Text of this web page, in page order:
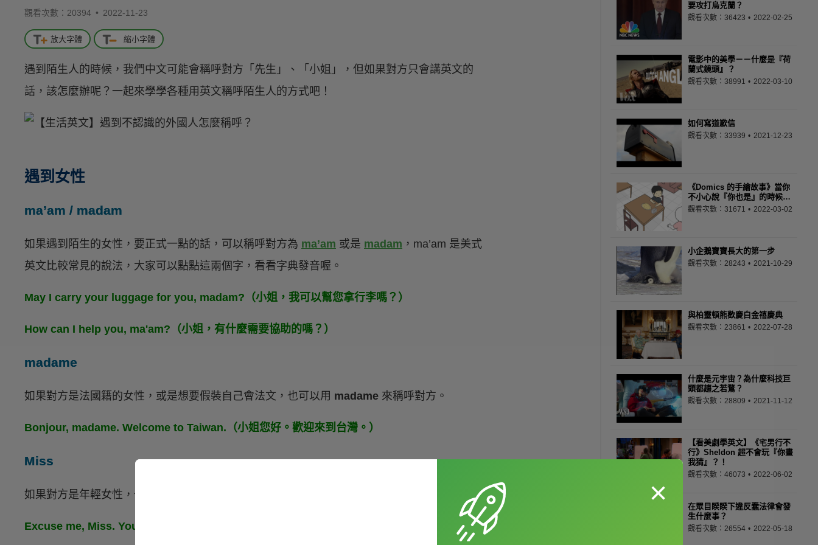
觀看次數：20394 • 2022-11-23
放大字體 縮小字體
遇到陌生人的時候，我們中文可能會稱呼對方「先生」、「小姐」，但如果對方只會講英文的
話，該怎麼辦呢？一起來學學各種用英文稱呼陌生人的方式吧！
遇到女性
ma’am / madam
如果遇到陌生的女性，要正式一點的話，可以稱呼對方為 ma’am 或是 madam ，ma’am 是美式
英文比較常見的說法，大家可以點點這兩個字，看看字典發音喔。
May I carry your luggage for you, madam?（小姐，我可以幫您拿行李嗎？）
How can I help you, ma'am?（小姐，有什麼需要協助的嗎？）
madame
如果對方是法國籍的女性，或是想要假裝自己會法文，也可以用 madame 來稱呼對方。
Bonjour, madame. Welcome to Taiwan.（小姐您好。歡迎來到台灣。）
Miss
如果對方是年輕女性，也可以用
Excuse me, Miss. Your backpack is unzipped.（小姐不好意思。你後背包沒關。）
要攻打烏克蘭？
觀看次數：36423 2022-02-25
電影中的美學－－什麼是『荷
蘭式鏡頭』？
觀看次數：38991 2022-03-10
如何寫道歉信
觀看次數：33939 2021-12-23
《Domics 的手繪故事》當你
不小心說『你也是』的時候…
觀看次數：31671 2022-03-02
小企鵝寶寶長大的第一步
觀看次數：28243 2021-10-29
與柏靈頓熊歡慶白金禧慶典
觀看次數：23861 2022-07-28
什麼是元宇宙？為什麼科技巨
頭都趨之若鶩？
觀看次數：28809 2021-11-12
【看美劇學英文】《宅男行不
行》Sheldon 超不會玩『你畫
我猜』？！
觀看次數：46073 2022-06-02
在眾目睽睽下違反蠢法律會發
生什麼事？
觀看次數：26554 2022-05-18
×